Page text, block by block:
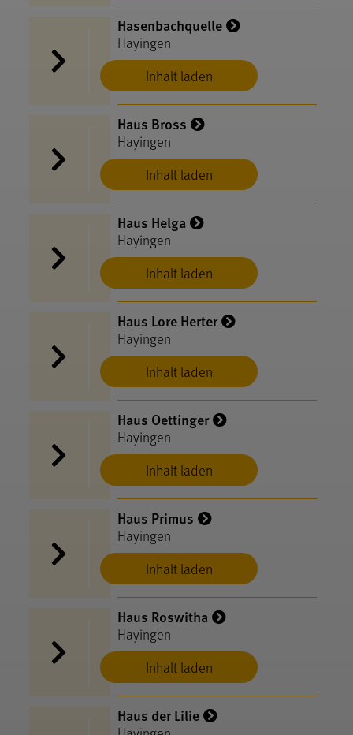
Inhalt laden
Hasenbachquelle
Hayingen
Inhalt laden
Haus Bross
Hayingen
Inhalt laden
Haus Helga
Hayingen
Inhalt laden
Haus Lore Herter
Hayingen
Inhalt laden
Haus Oettinger
Hayingen
Inhalt laden
Haus Primus
Hayingen
Inhalt laden
Haus Roswitha
Hayingen
Haus der Lilie